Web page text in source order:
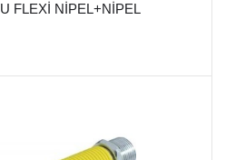
FLEXİ NİPEL+NİPEL